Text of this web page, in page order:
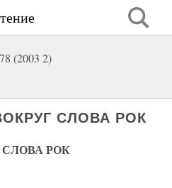
(2003 2)
СЛОВА РОК
СЛОВА РОК